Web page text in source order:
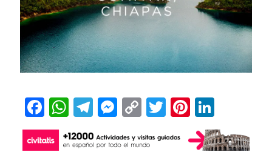
Facebook
WhatsApp
Telegram
Messenger
CopyTwitterPinterest